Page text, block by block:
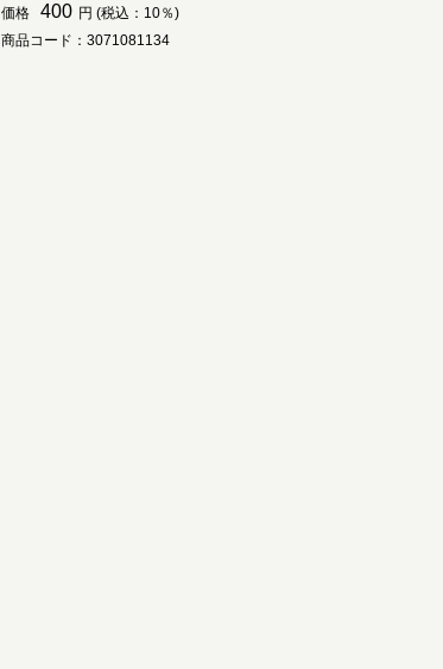
価格 400 円 (税込：10％)
商品コード：3071081134